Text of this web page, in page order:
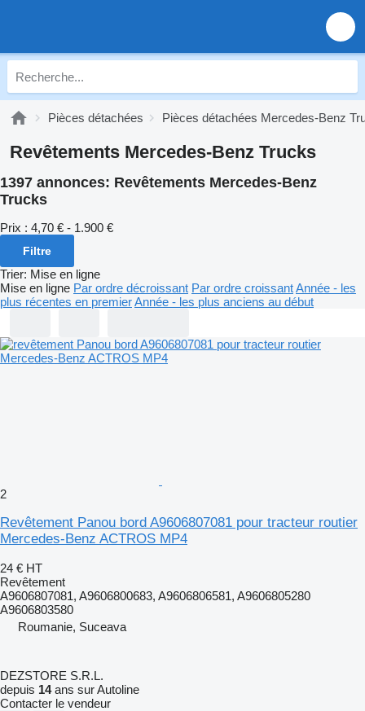
Pièces détachées Pièces détachées Mercedes-Benz
Revêtements Mercedes-Benz Trucks
1397 annonces: Revêtements Mercedes-Benz
Trucks
Prix : 4,70 € - 1.900 €
Filtre
Trier: Mise en ligne
Mise en ligne Par ordre décroissant Par ordre croissantAnnée - les
plus récentes en premierAnnée - les plus anciens au début
2
Revêtement Panou bord A9606807081 pour tracteur routier
Mercedes-Benz ACTROS MP4
24 € HT
Revêtement
A9606807081, A9606800683, A9606806581, A9606805280
A9606803580
Roumanie, Suceava
DEZSTORE S.R.L.
depuis 14ans sur Autoline
Contacter le vendeur